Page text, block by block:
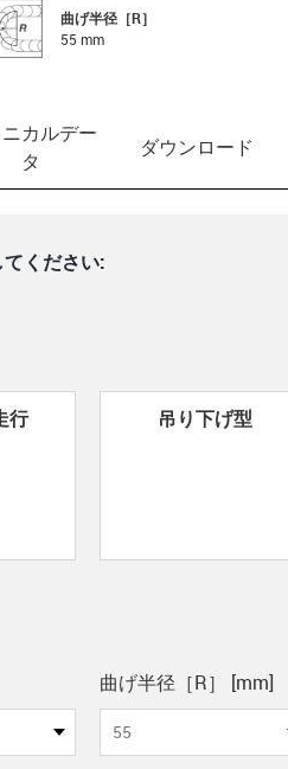
曲げ半径［R］
55 mm
カルデー
タ
ダウンロード
ください:
行 吊り下げ型
曲げ半径［R］ [mm]
55